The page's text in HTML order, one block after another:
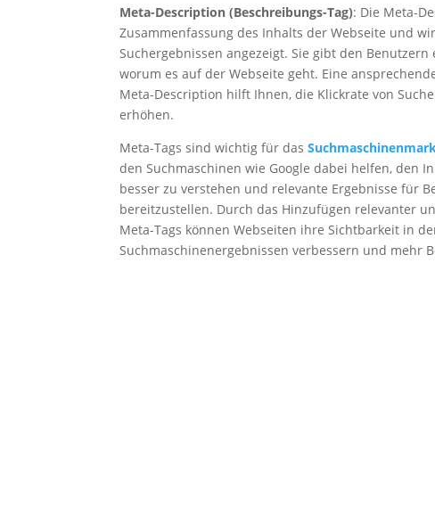
Meta-Description (Beschreibungs-Tag): Die Meta-
Zusammenfassung des Inhalts der Webseite und
Suchergebnissen angezeigt. Sie gibt den Benutzern
worum es auf der Webseite geht. Eine
Meta-Description hilft Ihnen, die Klickrate von
erhöhen.
Meta-Tags sind wichtig für das
den Suchmaschinen wie Google dabei helfen, den
besser zu verstehen und relevante Ergebnisse für
bereitzustellen. Durch das Hinzufügen relevanter
Meta-Tags können Webseiten ihre Sichtbarkeit in
Suchmaschinenergebnissen verbessern und mehr